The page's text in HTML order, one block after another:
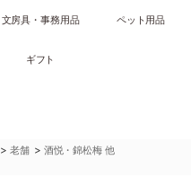
文房具・事務用品 ペット用品
ギフト
>老舗 > 酒悦・錦松梅 他